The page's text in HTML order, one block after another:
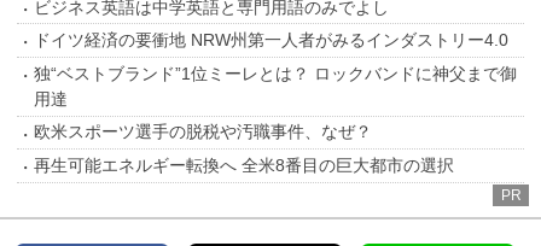
ビジネス英語は中学英語と専門用語のみでよし
ドイツ経済の要衝地 NRW州第一人者がみるインダストリー4.0
独“ベストブランド”1位ミーレとは？ ロックバンドに神父まで御
用達
欧米スポーツ選手の脱税や汚職事件、なぜ？
再生可能エネルギー転換へ 全米8番目の巨大都市の選択
PR